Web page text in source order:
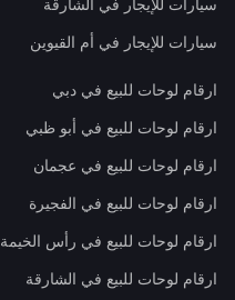
سيارات للإيجار في الشارقة
سيارات للإيجار في أم القيوين
ارقام لوحات للبيع في دبي
ارقام لوحات للبيع في أبو ظبي
ارقام لوحات للبيع في عجمان
ارقام لوحات للبيع في الفجيرة
ارقام لوحات للبيع في رأس الخيمة
ارقام لوحات للبيع في الشارقة